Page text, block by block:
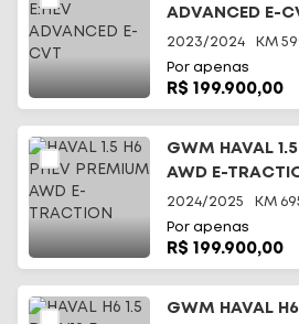
ADVANCED E-
2023/2024 KM
Por apenas
R$ 199.900,00
GWM HAVAL
AWD E-
2024/2025 KM
Por apenas
R$ 199.900,00
GWM HAVAL H6